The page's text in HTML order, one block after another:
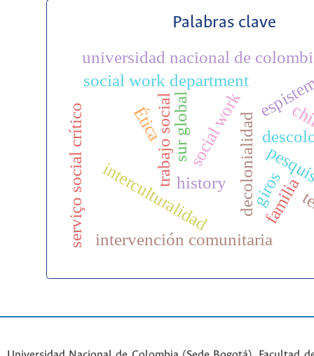
Palabras clave
social work
history
social work department
universidad nacional de
trabajo socialsur global
interculturalidad decolonialidadgiros
intervención comunitaria
serviço social crítico Ética
familia